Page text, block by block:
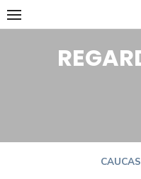
Skip
to